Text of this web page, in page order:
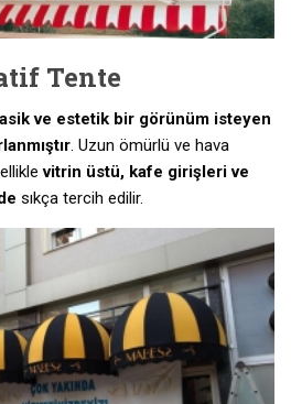
Tente
ve estetik bir görünüm isteyen
. Uzun ömürlü ve hava
vitrin üstü, kafe girişleri ve
sıkça tercih edilir.